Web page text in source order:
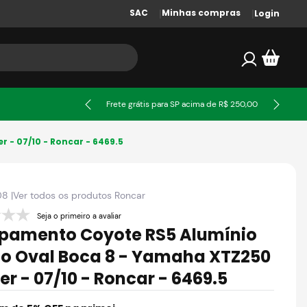
SAC Minhas compras Login
Frete grátis para SP acima de R$ 250,00
- 07/10 - Roncar - 6469.5
|Ver todos os produtos Roncar
Seja o primeiro a avaliar
Coyote RS5 Alumínio
Oval Boca 8 - Yamaha XTZ250
- 07/10 - Roncar - 6469.5